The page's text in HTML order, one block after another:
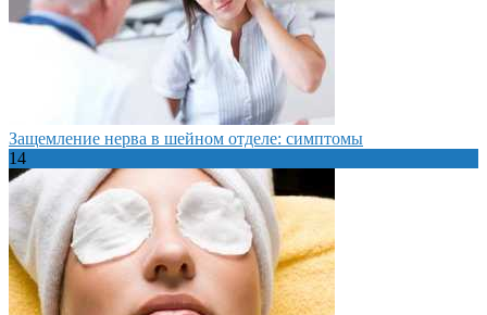
Защемление нерва в шейном отделе: симптомы
14